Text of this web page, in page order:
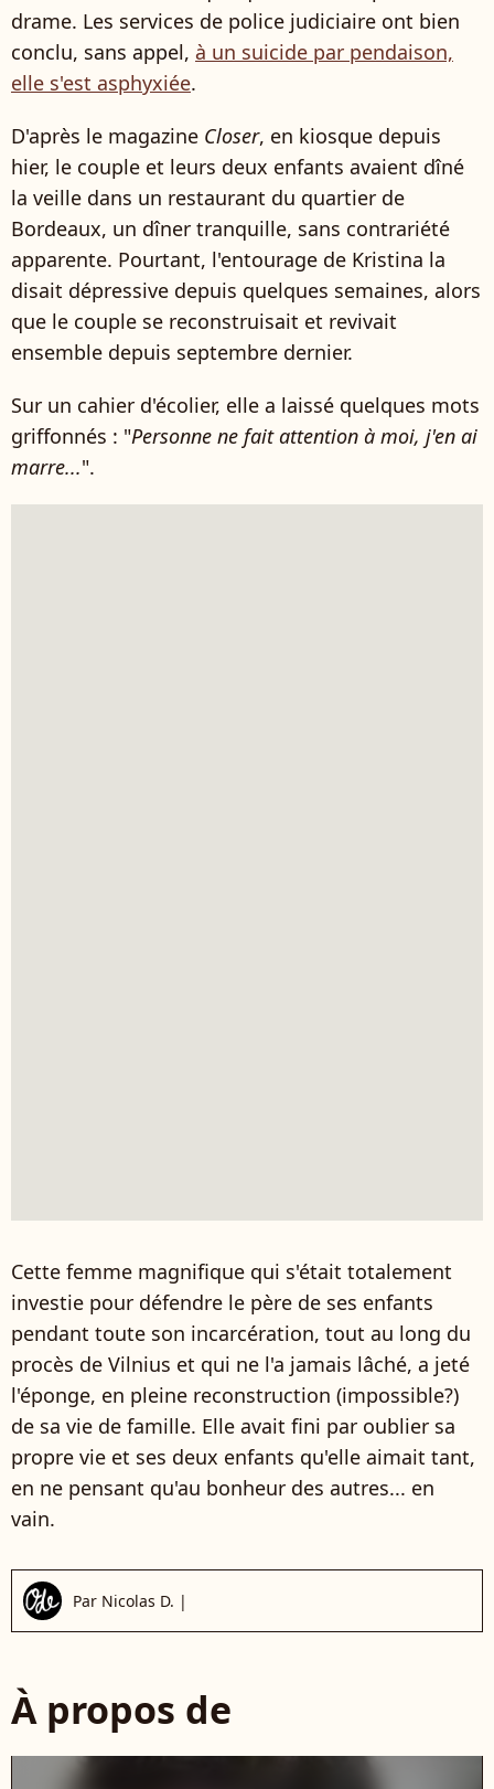
drame. Les services de police judiciaire ont bien
conclu, sans appel, à un suicide par pendaison,
elle s'est asphyxiée.
D'après le magazine Closer, en kiosque depuis
hier, le couple et leurs deux enfants avaient dîné
la veille dans un restaurant du quartier de
Bordeaux, un dîner tranquille, sans contrariété
apparente. Pourtant, l'entourage de Kristina la
disait dépressive depuis quelques semaines, alors
que le couple se reconstruisait et revivait
ensemble depuis septembre dernier.
Sur un cahier d'écolier, elle a laissé quelques mots
griffonnés : "Personne ne fait attention à moi, j'en ai
marre...".
Cette femme magnifique qui s'était totalement
investie pour défendre le père de ses enfants
pendant toute son incarcération, tout au long du
procès de Vilnius et qui ne l'a jamais lâché, a jeté
l'éponge, en pleine reconstruction (impossible?)
de sa vie de famille. Elle avait fini par oublier sa
propre vie et ses deux enfants qu'elle aimait tant,
en ne pensant qu'au bonheur des autres... en
vain.
Par Nicolas D. |
À propos de